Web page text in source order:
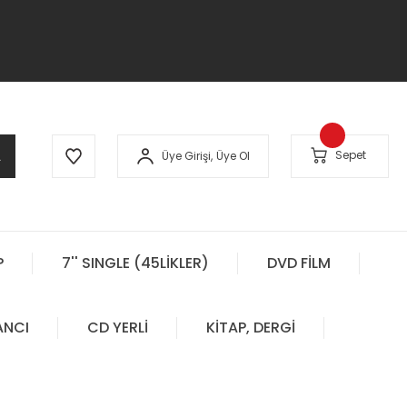
Üye Girişi, Üye Ol Sepet
7'' SINGLE (45LİKLER) DVD FİLM
CD YERLİ KİTAP, DERGİ